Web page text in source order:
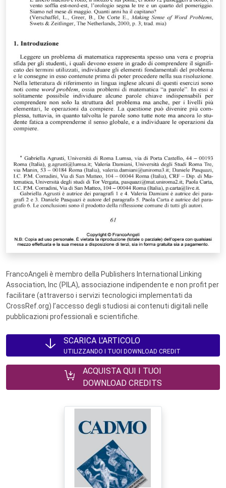
FrancoAngeli è membro della Publishers International Linking
Association, Inc (PILA), associazione indipendente e non profit per
facilitare (attraverso i servizi tecnologici implementati da
CrossRef.org) l’accesso degli studiosi ai contenuti digitali nelle
pubblicazioni professionali e scientifiche.
SCARICA L'ARTICOLO
UTILIZZANDO I TUOI DOWNLOAD CREDIT
ACQUISTA QUI I TUOI
DOWNLOAD CREDITS